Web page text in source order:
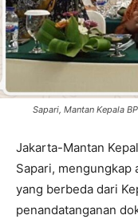
Sapari, Mantan Kepala
Jakarta-Mantan
Sapari, mengungkap
yang berbeda dari
penandatanganan